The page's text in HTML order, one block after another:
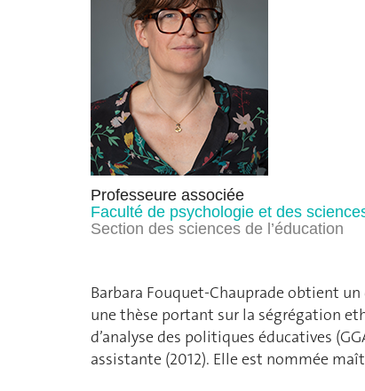
Professeure associée
Faculté de psychologie et des
Section des sciences de l’éducation
Barbara Fouquet-Chauprade obtient
une thèse portant sur la ségrégation
d’analyse des politiques éducatives
assistante (2012). Elle est nommée